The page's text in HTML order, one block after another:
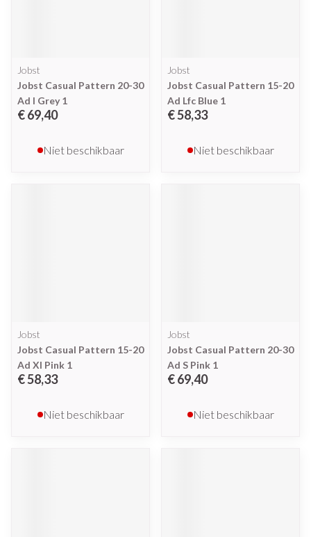
Jobst
Jobst Casual Pattern 20-30
Ad l Grey 1
€ 69,40
Niet beschikbaar
Jobst
Jobst Casual Pattern 15-20
Ad Lfc Blue 1
€ 58,33
Niet beschikbaar
Jobst
Jobst Casual Pattern 15-20
Ad Xl Pink 1
€ 58,33
Niet beschikbaar
Jobst
Jobst Casual Pattern 20-30
Ad S Pink 1
€ 69,40
Niet beschikbaar